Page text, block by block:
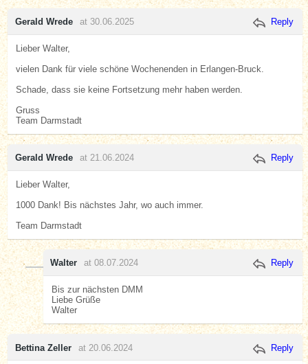
Gerald Wrede at 30.06.2025 Reply
Lieber Walter,
vielen Dank für viele schöne Wochenenden in Erlangen-Bruck.
Schade, dass sie keine Fortsetzung mehr haben werden.
Gruss
Team Darmstadt
Gerald Wrede at 21.06.2024 Reply
Lieber Walter,
1000 Dank! Bis nächstes Jahr, wo auch immer.
Team Darmstadt
Walter at 08.07.2024 Reply
Bis zur nächsten DMM
Liebe Grüße
Walter
Bettina Zeller at 20.06.2024 Reply